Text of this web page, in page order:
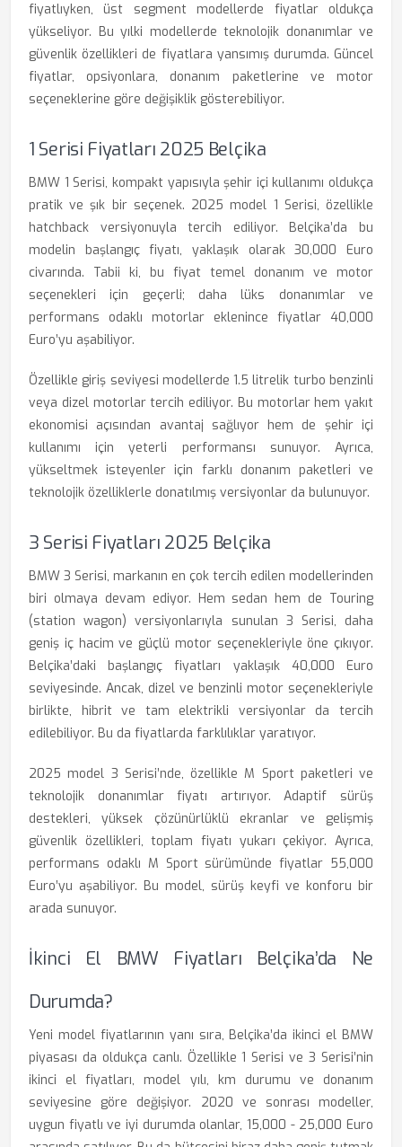
fiyatlıyken, üst segment modellerde fiyatlar oldukça
yükseliyor. Bu yılki modellerde teknolojik donanımlar ve
güvenlik özellikleri de fiyatlara yansımış durumda. Güncel
fiyatlar, opsiyonlara, donanım paketlerine ve motor
seçeneklerine göre değişiklik gösterebiliyor.
1 Serisi Fiyatları 2025 Belçika
BMW 1 Serisi, kompakt yapısıyla şehir içi kullanımı oldukça
pratik ve şık bir seçenek. 2025 model 1 Serisi, özellikle
hatchback versiyonuyla tercih ediliyor. Belçika’da bu
modelin başlangıç fiyatı, yaklaşık olarak 30,000 Euro
civarında. Tabii ki, bu fiyat temel donanım ve motor
seçenekleri için geçerli; daha lüks donanımlar ve
performans odaklı motorlar eklenince fiyatlar 40,000
Euro’yu aşabiliyor.
Özellikle giriş seviyesi modellerde 1.5 litrelik turbo benzinli
veya dizel motorlar tercih ediliyor. Bu motorlar hem yakıt
ekonomisi açısından avantaj sağlıyor hem de şehir içi
kullanımı için yeterli performansı sunuyor. Ayrıca,
yükseltmek isteyenler için farklı donanım paketleri ve
teknolojik özelliklerle donatılmış versiyonlar da bulunuyor.
3 Serisi Fiyatları 2025 Belçika
BMW 3 Serisi, markanın en çok tercih edilen modellerinden
biri olmaya devam ediyor. Hem sedan hem de Touring
(station wagon) versiyonlarıyla sunulan 3 Serisi, daha
geniş iç hacim ve güçlü motor seçenekleriyle öne çıkıyor.
Belçika’daki başlangıç fiyatları yaklaşık 40,000 Euro
seviyesinde. Ancak, dizel ve benzinli motor seçenekleriyle
birlikte, hibrit ve tam elektrikli versiyonlar da tercih
edilebiliyor. Bu da fiyatlarda farklılıklar yaratıyor.
2025 model 3 Serisi’nde, özellikle M Sport paketleri ve
teknolojik donanımlar fiyatı artırıyor. Adaptif sürüş
destekleri, yüksek çözünürlüklü ekranlar ve gelişmiş
güvenlik özellikleri, toplam fiyatı yukarı çekiyor. Ayrıca,
performans odaklı M Sport sürümünde fiyatlar 55,000
Euro’yu aşabiliyor. Bu model, sürüş keyfi ve konforu bir
arada sunuyor.
İkinci El BMW Fiyatları Belçika’da Ne
Durumda?
Yeni model fiyatlarının yanı sıra, Belçika’da ikinci el BMW
piyasası da oldukça canlı. Özellikle 1 Serisi ve 3 Serisi’nin
ikinci el fiyatları, model yılı, km durumu ve donanım
seviyesine göre değişiyor. 2020 ve sonrası modeller,
uygun fiyatlı ve iyi durumda olanlar, 15,000 - 25,000 Euro